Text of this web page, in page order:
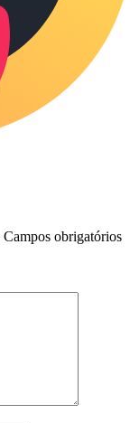
Campos obrigatórios